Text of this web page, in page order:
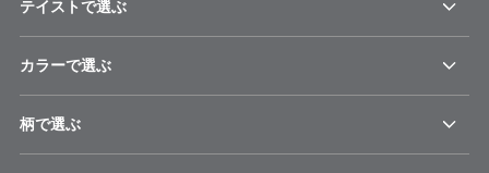
テイストで選ぶ
カラーで選ぶ
柄で選ぶ